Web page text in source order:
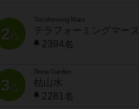
2位
Terraforming Mars
テラフォーミングマーズ
2394名
3位
Stone Garden
枯山水
2281名